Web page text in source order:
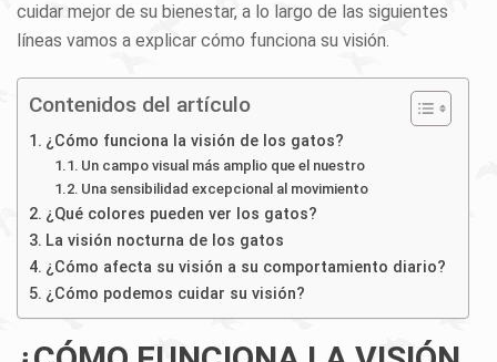
cuidar mejor de su bienestar, a lo largo de las siguientes
líneas vamos a explicar cómo funciona su visión.
Contenidos del artículo
¿Cómo funciona la visión de los gatos?
Un campo visual más amplio que el nuestro
Una sensibilidad excepcional al movimiento
¿Qué colores pueden ver los gatos?
La visión nocturna de los gatos
¿Cómo afecta su visión a su comportamiento diario?
¿Cómo podemos cuidar su visión?